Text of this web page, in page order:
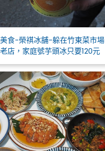
食-榮祺冰舖-躲在竹東菜市場
店，家庭號芋頭冰只要120元